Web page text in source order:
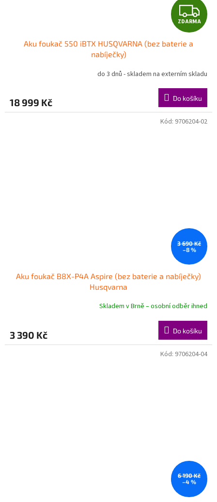
Z
D
R
M
A
ZDARMA
Aku foukač 550 iBTX HUSQVARNA (bez baterie a
nabíječky)
do 3 dnů - skladem na externím skladu
18 999 Kč Do košíku
3 690 Kč
–8 %
Aku foukač B8X-P4A Aspire (bez baterie a nabíječky)
Husqvarna
Skladem v Brně – osobní odběr ihned
3 390 Kč Do košíku
Kód: 9706204-02
6 190 Kč
–4 %
Kód: 9706204-04